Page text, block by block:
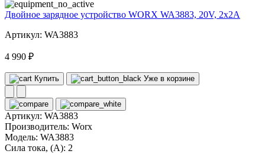
Двойное зарядное устройство WORX WA3883, 20V, 2x2A
Артикул: WA3883
4 990 ₽
Купить Уже в корзине
Артикул: WA3883
Производитель: Worx
Модель: WA3883
Сила тока, (А): 2